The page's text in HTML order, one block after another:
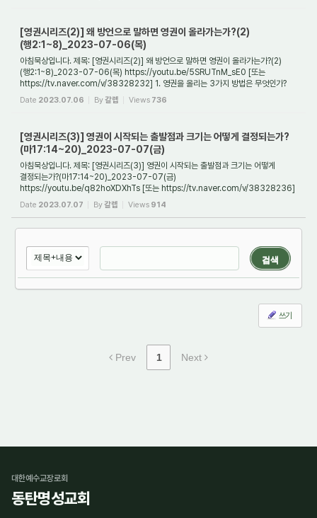
[영권시리즈(2)] 왜 방언으로 말하면 영권이 올라가는가?(2)
(행2:1~8)_2023-07-06(목)
아침묵상입니다. 제목: [영권시리즈(2)] 왜 방언으로 말하면 영권이 올라가는가?(2)
(행2:1~8)_2023-07-06(목) https://youtu.be/5SRUTnM_sE0 [또는
https://tv.naver.com/v/38328232] 1. 영권을 올리는 3가지 방법은 무엇인가?
영권은 영의 세계에서 사용할 수...
Date 2023.07.06 By갈렙 Views 736
[영권시리즈(3)] 영권이 시작되는 출발점과 크기는 어떻게 결정되는가?
(마17:14~20)_2023-07-07(금)
아침묵상입니다. 제목: [영권시리즈(3)] 영권이 시작되는 출발점과 크기는 어떻게
결정되는가?(마17:14~20)_2023-07-07(금)
https://youtu.be/q82hoXDXhTs [또는 https://tv.naver.com/v/38328236]
1. 영권이란 무엇이며, 어떻게 하면 영권을 높일 수가 있는가...
Date 2023.07.07 By갈렙 Views 914
검색
쓰기
Prev 1 Next
대한예수교장로회
동탄명성교회